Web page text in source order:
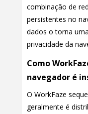
combinação de
persistentes no
dados o torna
privacidade da
Como
navegador é
O WorkFaze
geralmente é